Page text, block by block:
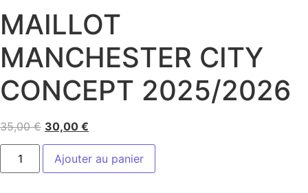
MAILLOT
MANCHESTER CITY
CONCEPT 2025/2026
35,00€ 30,00 €
Ajouter au panier